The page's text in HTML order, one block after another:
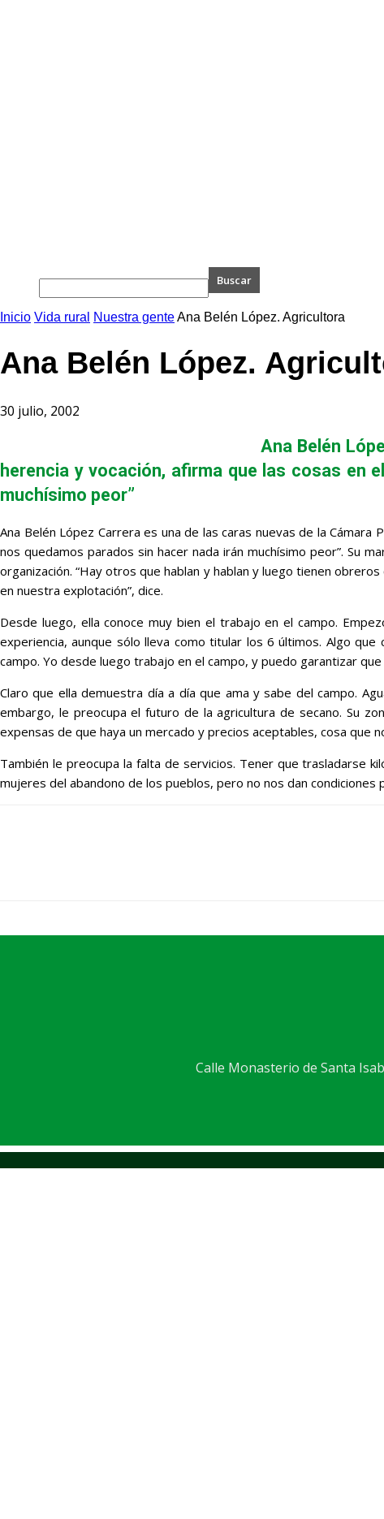
Inicio Vida rural Nuestra genteAna Belén López. Agricultora
Ana Belén López.
30 julio, 2002
Ana Belén
herencia y vocación, afirma que las cosas en
muchísimo peor”
Ana Belén López Carrera es una de las caras nuevas de la
nos quedamos parados sin hacer nada irán muchísimo peor”. Su
organización. “Hay otros que hablan y hablan y luego tienen
en nuestra explotación”, dice.
Desde luego, ella conoce muy bien el trabajo en el campo.
experiencia, aunque sólo lleva como titular los 6 últimos. Algo
campo. Yo desde luego trabajo en el campo, y puedo garantizar
Claro que ella demuestra día a día que ama y sabe del campo.
embargo, le preocupa el futuro de la agricultura de secano. Su
expensas de que haya un mercado y precios aceptables, cosa que
También le preocupa la falta de servicios. Tener que trasladarse
mujeres del abandono de los pueblos, pero no nos dan condiciones
Calle Monasterio de Santa